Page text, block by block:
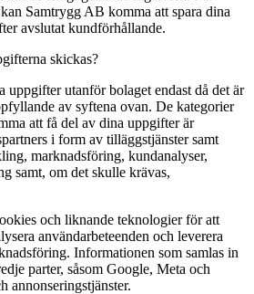
Samtrygg AB komma att spara dina
avslutat kundförhållande.
skickas?
uppgifter utanför bolaget endast då det är
av syftena ovan. De kategorier
att få del av dina uppgifter är
i form av tilläggstjänster samt
marknadsföring, kundanalyser,
samt, om det skulle krävas,
och liknande teknologier för att
användarbeteenden och leverera
Informationen som samlas in
parter, såsom Google, Meta och
annonseringstjänster.